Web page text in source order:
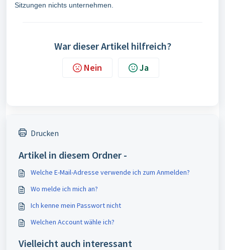
Sitzungen nichts unternehmen.
War dieser Artikel hilfreich?
Nein Ja
Drucken
Artikel in diesem Ordner -
Welche E-Mail-Adresse verwende ich zum Anmelden?
Wo melde ich mich an?
Ich kenne mein Passwort nicht
Welchen Account wähle ich?
Vielleicht auch interessant